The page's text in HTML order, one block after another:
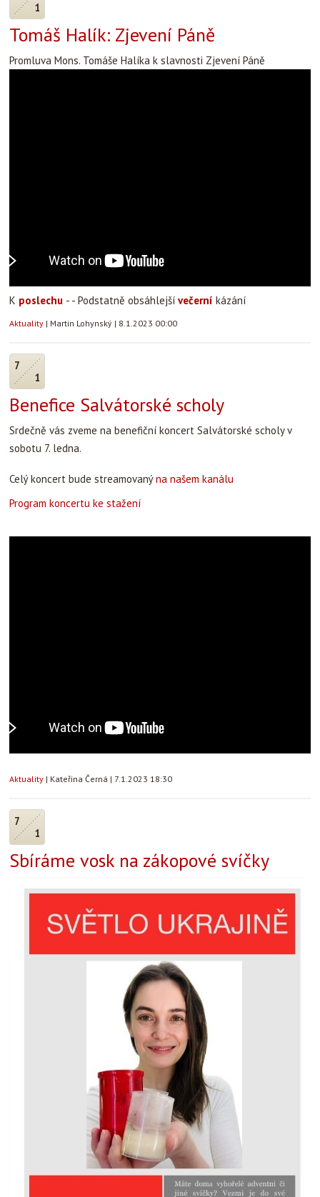
1
Tomáš Halík: Zjevení Páně
Promluva Mons. Tomáše Halíka k slavnosti Zjevení Páně
K poslechu - - Podstatně obsáhlejší večerní kázání
Aktuality | Martin Lohynský | 8.1.2023 00:00
7
1
Benefice Salvátorské scholy
Srdečně vás zveme na benefiční koncert Salvátorské scholy v
sobotu 7. ledna.
Celý koncert bude streamovanýna našem kanálu
Program koncertu ke stažení
Aktuality | Kateřina Černá | 7.1.2023 18:30
7
1
Sbíráme vosk na zákopové svíčky